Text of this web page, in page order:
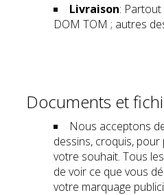
Livraison:
DOM TOM ; autres
Documents et
Nous acceptons
dessins, croquis,
votre souhait. Tous
de voir ce que vous
votre marquage